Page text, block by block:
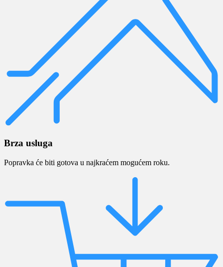
Brza usluga
Popravka će biti gotova u najkraćem mogućem roku.